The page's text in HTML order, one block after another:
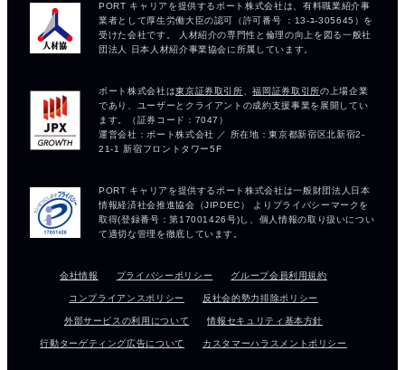
会社情報 プライバシーポリシー グループ会員利用規約
コンプライアンスポリシー 反社会的勢力排除ポリシー
外部サービスの利用について 情報セキュリティ基本方針
行動ターゲティング広告について カスタマーハラスメントポリシー